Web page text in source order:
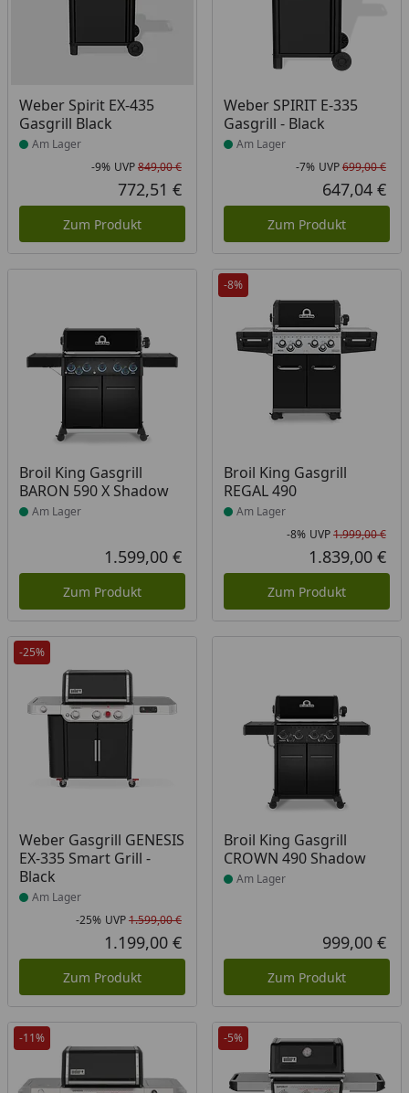
Weber Spirit EX-435
Gasgrill Black
Produkt am Lager
Am Lager
Rabatt in Prozent
-9%
Ursprünglicher Preis
UVP849,00 €
Aktueller Preis
772,51 €
Zum Produkt
Weber SPIRIT E-335
Gasgrill - Black
Produkt am Lager
Am Lager
-7% UVP699,00 €
647,04 €
Zum Produkt
Broil King Gasgrill
BARON 590 X Shadow
Produkt am Lager
Am Lager
Aktueller Preis
1.599,00 €
Zum Produkt
-8%
Broil King Gasgrill
REGAL 490
Produkt am Lager
Am Lager
-8% UVP1.999,00 €
1.839,00 €
Zum Produkt
-25%
Weber Gasgrill GENESIS
EX-335 Smart Grill -
Black
Produkt am Lager
Am Lager
Rabatt in Prozent
-25%
Ursprünglicher Preis
UVP1.599,00 €
Aktueller Preis
1.199,00 €
Zum Produkt
Broil King Gasgrill
CROWN 490 Shadow
Produkt am Lager
Am Lager
999,00 €
Zum Produkt
-11% -5%